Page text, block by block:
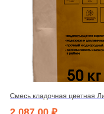
Смесь кладочная цветная